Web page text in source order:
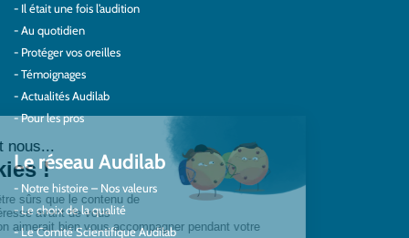
Il était une fois l’audition
Au quotidien
Protéger vos oreilles
Témoignages
Actualités Audilab
Pour les pros
Le réseau Audilab
Notre histoire – Nos valeurs
Le choix de la qualité
Le Comité Scientifique Audilab